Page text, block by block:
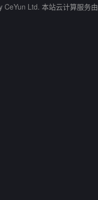
CeYun Ltd. 本站云计算服务由